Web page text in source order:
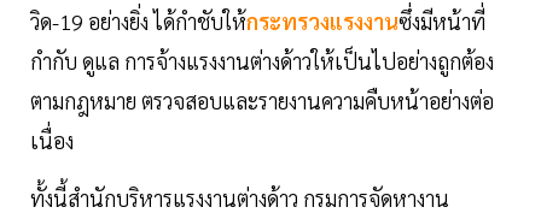
วิด-19 อย่างยิ่ง ได้กำชับให้กระทรวงแรงงานซึ่งมีหน้าที่
กำกับ ดูแล การจ้างแรงงานต่างด้าวให้เป็นไปอย่างถูกต้อง
ตามกฎหมาย ตรวจสอบและรายงานความคืบหน้าอย่างต่อ
เนื่อง
ทั้งนี้สำนักบริหารแรงงานต่างด้าว กรมการจัดหางาน